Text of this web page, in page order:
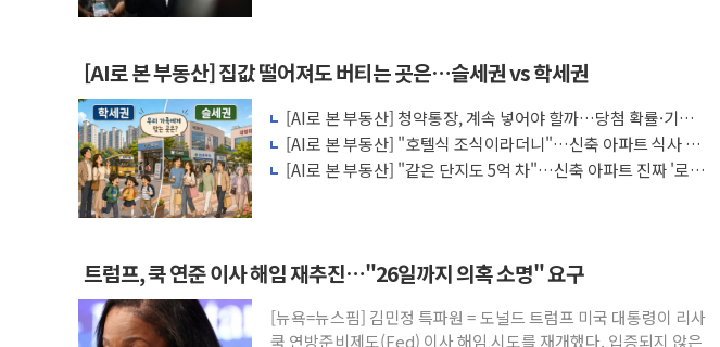
[AI로 본 부동산] 집값 떨어져도 버티는 곳은…슬세권 vs 학세권
[AI로 본 부동산] 청약통장, 계속 넣어야 할까…당첨 확률·기회
비용 따져보니
[AI로 본 부동산] "호텔식 조식이라더니"…신축 아파트 식사 서
비스의 속사정
[AI로 본 부동산] "같은 단지도 5억 차"…신축 아파트 진짜 '로얄
트럼프, 쿡 연준 이사 해임 재추진…"26일까지 의혹 소명" 요구
[뉴욕=뉴스핌] 김민정 특파원 = 도널드 트럼프 미국 대통령이 리사
쿡 연방준비제도(Fed) 이사 해임 시도를 재개했다. 입증되지 않은